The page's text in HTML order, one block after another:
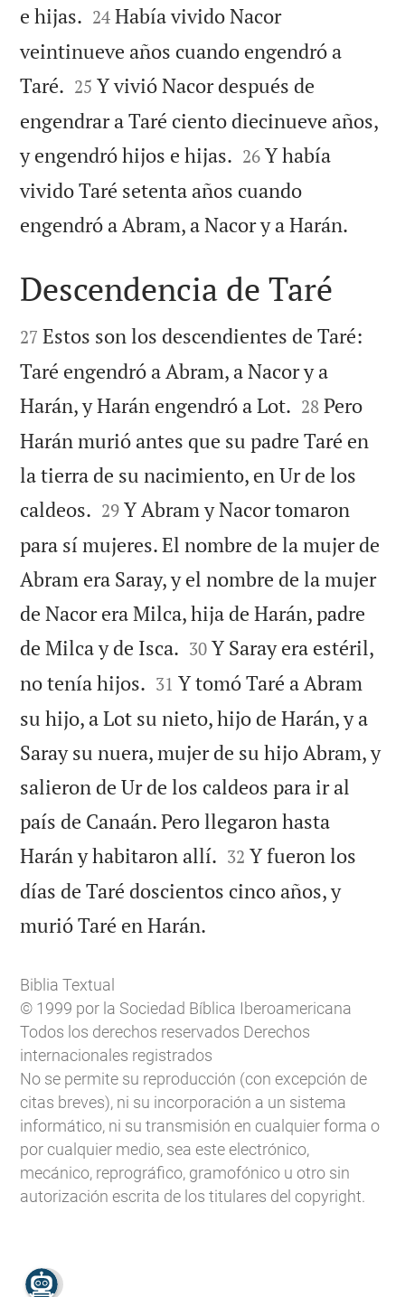
e hijas. 

24 Había vivido Nacor
veintinueve años cuando engendró a
Taré. 

25 Y vivió Nacor después de
engendrar a Taré ciento diecinueve años,
y engendró hijos e hijas. 

26 Y había
vivido Taré setenta años cuando
engendró a Abram, a Nacor y a Harán.

Descendencia de Taré

27 Estos son los descendientes de Taré:
Taré engendró a Abram, a Nacor y a
Harán, y Harán engendró a Lot. 

28 Pero
Harán murió antes que su padre Taré en
la tierra de su nacimiento, en Ur de los
caldeos. 

29 Y Abram y Nacor tomaron
para sí mujeres. El nombre de la mujer de
Abram era Saray, y el nombre de la mujer
de Nacor era Milca, hija de Harán, padre
de Milca y de Isca. 

30 Y Saray era estéril,
no tenía hijos. 

31 Y tomó Taré a Abram
su hijo, a Lot su nieto, hijo de Harán, y a
Saray su nuera, mujer de su hijo Abram, y
salieron de Ur de los caldeos para ir al
país de Canaán. Pero llegaron hasta
Harán y habitaron allí. 

32 Y fueron los
días de Taré doscientos cinco años, y
murió Taré en Harán.
Biblia Textual
© 1999 por la Sociedad Bíblica Iberoamericana
Todos los derechos reservados Derechos
internacionales registrados
No se permite su reproducción (con excepción de
citas breves), ni su incorporación a un sistema
informático, ni su transmisión en cualquier forma o
por cualquier medio, sea este electrónico,
mecánico, reprográfico, gramofónico u otro sin
autorización escrita de los titulares del copyright.